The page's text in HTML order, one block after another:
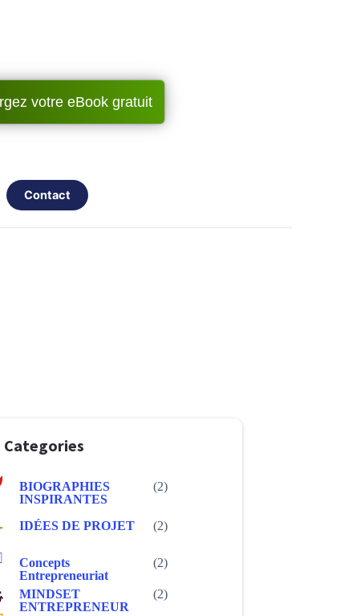
votre eBook gratuit
contact
Categories
BIOGRAPHIES
INSPIRANTES
(2)
IDÉES DE PROJET (2)
Concepts
Entrepreneuriat
(2)
MINDSET
ENTREPRENEUR
(2)